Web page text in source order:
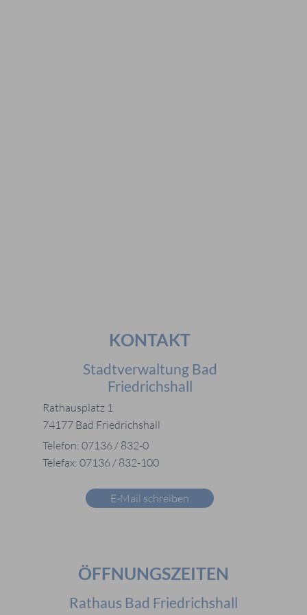
KONTAKT
Stadtverwaltung Bad
Friedrichshall
Rathausplatz 1
74177 Bad Friedrichshall
Telefon: 07136 / 832-0
Telefax: 07136 / 832-100
E-Mail schreiben
ÖFFNUNGSZEITEN
Rathaus Bad Friedrichshall